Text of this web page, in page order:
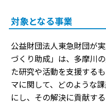
対象となる事業
公益財団法人東急財団が
づくり助成」は、多摩川
た研究や活動を支援する
マに関して、どのような
にし、その解決に貢献す